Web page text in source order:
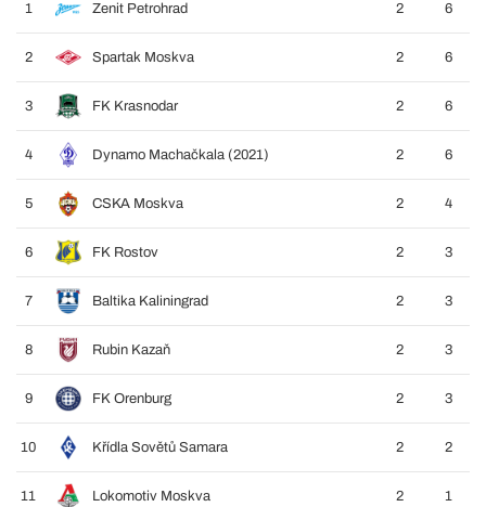
1 Zenit Petrohrad 2 6
2 Spartak Moskva 2 6
3 FK Krasnodar 2 6
4 Dynamo Machačkala (2021) 2 6
5 CSKA Moskva 2 4
6 FK Rostov 2 3
7 Baltika Kaliningrad 2 3
8 Rubin Kazaň 2 3
9 FK Orenburg 2 3
10 Křídla Sovětů Samara 2 2
11 Lokomotiv Moskva 2 1